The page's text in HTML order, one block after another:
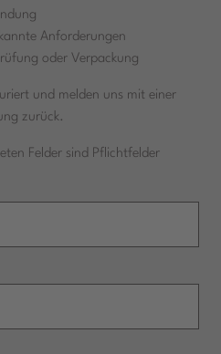
Anforderungen
oder Verpackung
und melden uns mit einer
zurück.
Felder sind Pflichtfelder